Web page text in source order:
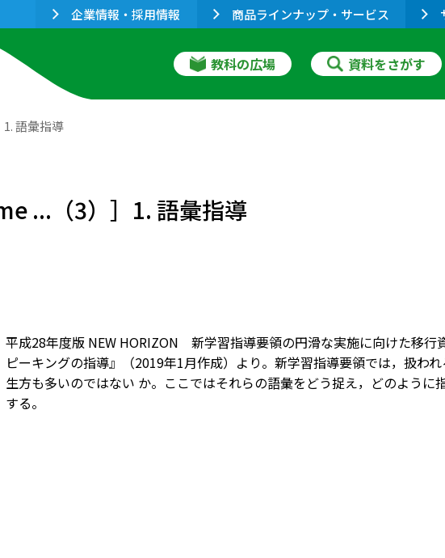
企業情報・採用情報 商品ラインナップ・サービス
教科の広場 資料をさがす
語彙指導
...（3）］1. 語彙指導
平成28年度版 NEW HORIZON 新学習指導要領の円滑な実施に向けた移
ピーキングの指導』（2019年1月作成）より。新学習指導要領では，扱わ
生方も多いのではない か。ここではそれらの語彙をどう捉え，どのよう
する。